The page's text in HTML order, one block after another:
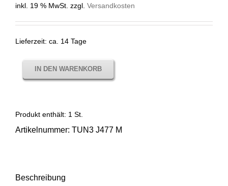
inkl. 19 % MwSt. zzgl. Versandkosten
Lieferzeit: ca. 14 Tage
IN DEN WARENKORB
Produkt enthält: 1 St.
Artikelnummer: TUN3 J477 M
Beschreibung